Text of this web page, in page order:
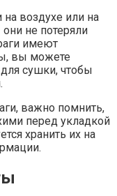
воздухе или на
не потеряли
имеют
вы можете
сушки, чтобы
важно помнить,
перед укладкой
хранить их на